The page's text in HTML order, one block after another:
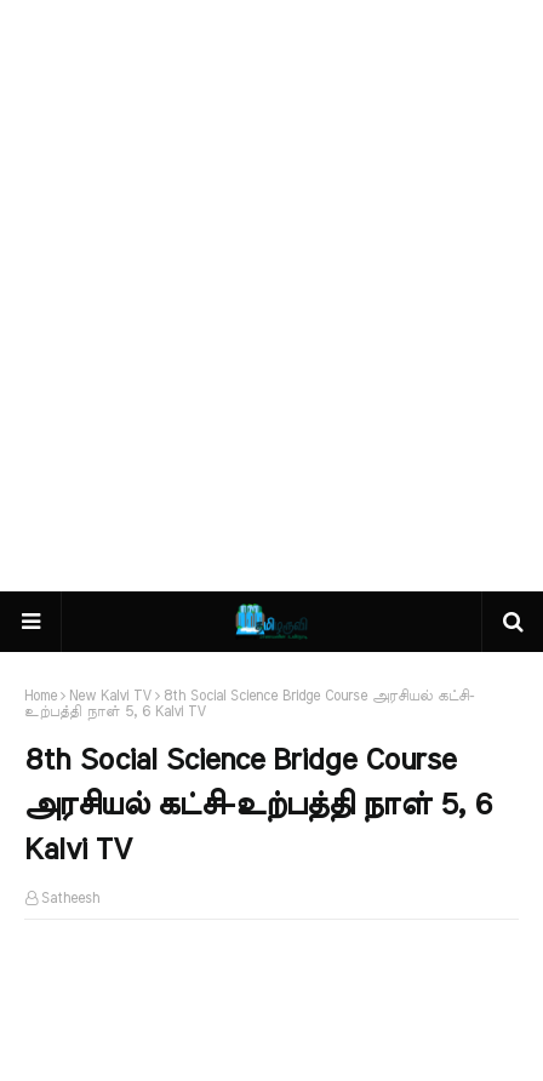
Home New Kalvi TV
8th Social Science Bridge Course அரசியல் கட்சி-
உற்பத்தி நாள் 5, 6 Kalvi TV
8th Social Science Bridge Course
அரசியல் கட்சி-உற்பத்தி நாள் 5, 6
Kalvi TV
Satheesh